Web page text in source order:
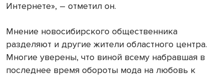
Интернете», – отметил он.
Мнение новосибирского общественника
разделяют и другие жители областного центра.
Многие уверены, что виной всему набравшая в
последнее время обороты мода на любовь к